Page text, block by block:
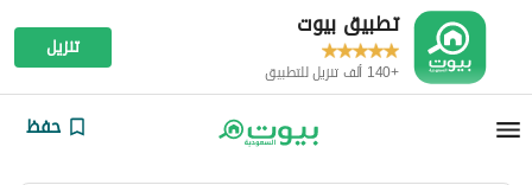
تطبيق بيوت
+140 ألف تنزيل للتطبيق
تنزيل
حفظ